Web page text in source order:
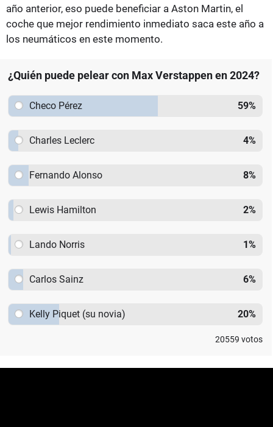
año anterior, eso puede beneficiar a Aston Martin, el
coche que mejor rendimiento inmediato saca este año a
los neumáticos en este momento.
¿Quién puede pelear con Max Verstappen en 2024?
Checo Pérez 59%
Charles Leclerc 4%
Fernando Alonso 8%
Lewis Hamilton 2%
Lando Norris 1%
Carlos Sainz 6%
Kelly Piquet (su novia) 20%
20559 votos